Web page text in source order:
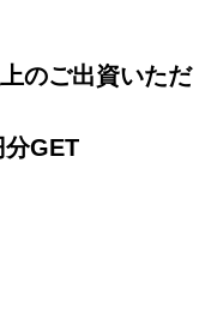
のご出資いただ
分GET